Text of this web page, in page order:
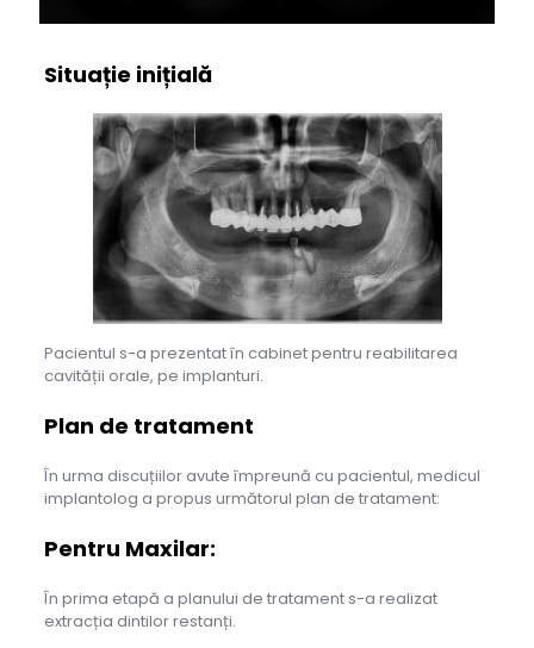
Situație inițială
Pacientul s-a prezentat în cabinet pentru reabilitarea
cavității orale, pe implanturi.
Plan de tratament
În urma discuțiilor avute împreună cu pacientul, medicul
implantolog a propus următorul plan de tratament:
Pentru Maxilar:
În prima etapă a planului de tratament s-a realizat
extracția dintilor restanți.